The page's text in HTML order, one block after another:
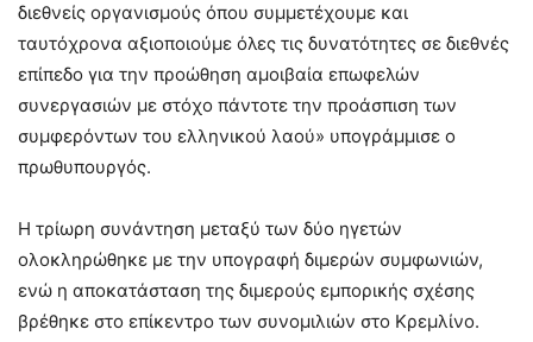
διεθνείς οργανισμούς όπου συμμετέχουμε και
ταυτόχρονα αξιοποιούμε όλες τις δυνατότητες σε διεθνές
επίπεδο για την προώθηση αμοιβαία επωφελών
συνεργασιών με στόχο πάντοτε την προάσπιση των
συμφερόντων του ελληνικού λαού» υπογράμμισε ο
πρωθυπουργός.
H τρίωρη συνάντηση μεταξύ των δύο ηγετών
ολοκληρώθηκε με την υπογραφή διμερών συμφωνιών,
ενώ η αποκατάσταση της διμερούς εμπορικής σχέσης
βρέθηκε στο επίκεντρο των συνομιλιών στο Κρεμλίνο.